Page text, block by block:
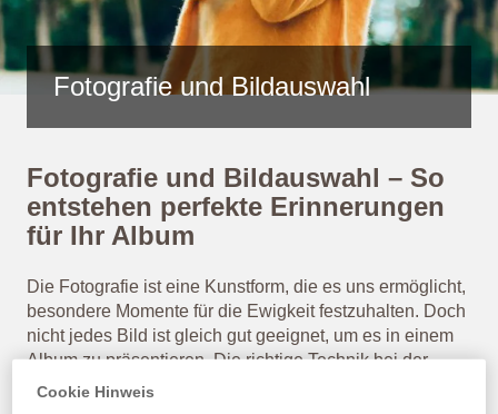
Fotografie und Bildauswahl
Fotografie und Bildauswahl – So
entstehen perfekte Erinnerungen
für Ihr Album
Die Fotografie ist eine Kunstform, die es uns ermöglicht,
besondere Momente für die Ewigkeit festzuhalten. Doch
nicht jedes Bild ist gleich gut geeignet, um es in einem
Album zu präsentieren. Die richtige Technik bei der
Aufnahme, die Wahl der besten Fotos und eine gezielte
Cookie Hinweis